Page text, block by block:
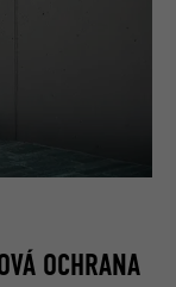
OCHRANA